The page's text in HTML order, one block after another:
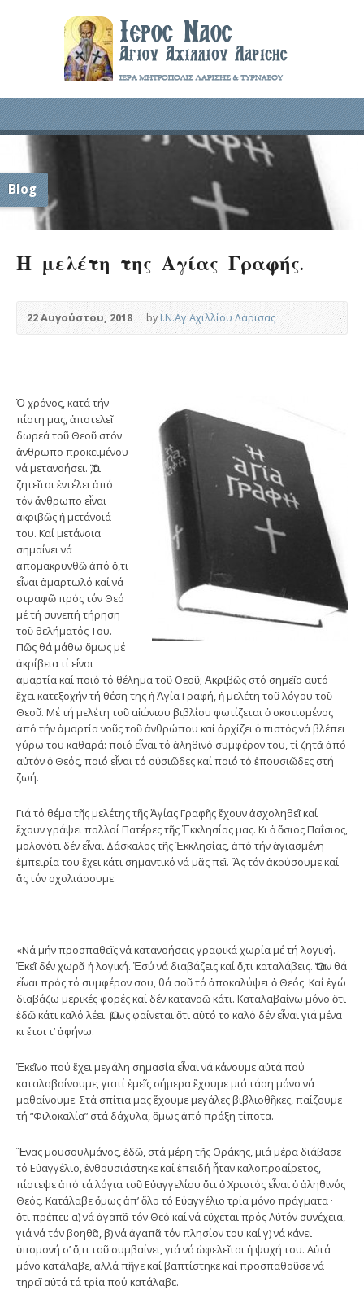
Blog
Η μελέτη της Αγίας Γραφής.
22 Αυγούστου, 2018 byΙ.Ν.Αγ.Αχιλλίου Λάρισας
Ὁ χρόνος, κατά τήν
πίστη μας, ἀποτελεῖ
δωρεά τοῦ Θεοῦ στόν
ἄνθρωπο προκειμένου
νά μετανοήσει. Ὅ,τι
ζητεῖται ἐντέλει ἀπό
τόν ἄνθρωπο εἶναι
ἀκριβῶς ἡ μετάνοιά
του. Καί μετάνοια
σημαίνει νά
ἀπομακρυνθῶ ἀπό ὅ,τι
εἶναι ἁμαρτωλό καί νά
στραφῶ πρός τόν Θεό
μέ τή συνεπή τήρηση
τοῦ θελήματός Του.
Πῶς θά μάθω ὅμως μέ
ἀκρίβεια τί εἶναι
ἁμαρτία καί ποιό τό θέλημα τοῦ Θεοῦ; Ἀκριβῶς στό σημεῖο αὐτό
ἔχει κατεξοχήν τή θέση της ἡ Ἁγία Γραφή, ἡ μελέτη τοῦ λόγου τοῦ
Θεοῦ. Μέ τή μελέτη τοῦ αἰώνιου βιβλίου φωτίζεται ὁ σκοτισμένος
ἀπό τήν ἁμαρτία νοῦς τοῦ ἀνθρώπου καί ἀρχίζει ὁ πιστός νά βλέπει
γύρω του καθαρά: ποιό εἶναι τό ἀληθινό συμφέρον του, τί ζητᾶ ἀπό
αὐτόν ὁ Θεός, ποιό εἶναι τό οὐσιῶδες καί ποιό τό ἐπουσιῶδες στή
ζωή.
Γιά τό θέμα τῆς μελέτης τῆς Ἁγίας Γραφῆς ἔχουν ἀσχοληθεῖ καί
ἔχουν γράψει πολλοί Πατέρες τῆς Ἐκκλησίας μας. Κι ὁ ὅσιος Παΐσιος,
μολονότι δέν εἶναι Δάσκαλος τῆς Ἐκκλησίας, ἀπό τήν ἁγιασμένη
ἐμπειρία του ἔχει κάτι σημαντικό νά μᾶς πεῖ. Ἄς τόν ἀκούσουμε καί
ἄς τόν σχολιάσουμε.
«Νά μήν προσπαθεῖς νά κατανοήσεις γραφικά χωρία μέ τή λογική.
Ἐκεῖ δέν χωρᾶ ἡ λογική. Ἐσύ νά διαβάζεις καί ὅ,τι καταλάβεις. Ὅταν θά
εἶναι πρός τό συμφέρον σου, θά σοῦ τό ἀποκαλύψει ὁ Θεός. Καί ἐγώ
διαβάζω μερικές φορές καί δέν κατανοῶ κάτι. Καταλαβαίνω μόνο ὅτι
ἐδῶ κάτι καλό λέει. Ὅμως φαίνεται ὅτι αὐτό το καλό δέν εἶναι γιά μένα
κι ἔτσι τ’ ἀφήνω.
Ἐκεῖνο πού ἔχει μεγάλη σημασία εἶναι νά κάνουμε αὐτά πού
καταλαβαίνουμε, γιατί ἐμεῖς σήμερα ἔχουμε μιά τάση μόνο νά
μαθαίνουμε. Στά σπίτια μας ἔχουμε μεγάλες βιβλιοθῆκες, παίζουμε
τή “Φιλοκαλία” στά δάχυλα, ὅμως ἀπό πράξη τίποτα.
Ἕνας μουσουλμάνος, ἐδῶ, στά μέρη τῆς Θράκης, μιά μέρα διάβασε
τό Εὐαγγέλιο, ἐνθουσιάστηκε καί ἐπειδή ἦταν καλοπροαίρετος,
πίστεψε ἀπό τά λόγια τοῦ Εὐαγγελίου ὅτι ὁ Χριστός εἶναι ὁ ἀληθινός
Θεός. Κατάλαβε ὅμως ἀπ’ ὅλο τό Εὐαγγέλιο τρία μόνο πράγματα ·
ὅτι πρέπει: α) νά ἀγαπᾶ τόν Θεό καί νά εὔχεται πρός Αὐτόν συνέχεια,
γιά νά τόν βοηθᾶ, β) νά ἀγαπᾶ τόν πλησίον του καί γ) νά κάνει
ὑπομονή σ’ ὅ,τι τοῦ συμβαίνει, γιά νά ὠφελεῖται ἡ ψυχή του. Αὐτά
μόνο κατάλαβε, ἀλλά πῆγε καί βαπτίστηκε καί προσπαθοῦσε νά
τηρεῖ αὐτά τά τρία πού κατάλαβε.